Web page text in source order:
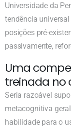
Universidade da
tendência
posições pré-
passivamente,
Uma
treinada no
Seria razoável
metacognitiva
habilidade para o